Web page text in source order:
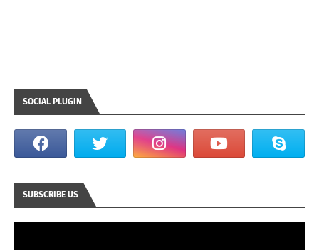
SOCIAL PLUGIN
SUBSCRIBE US